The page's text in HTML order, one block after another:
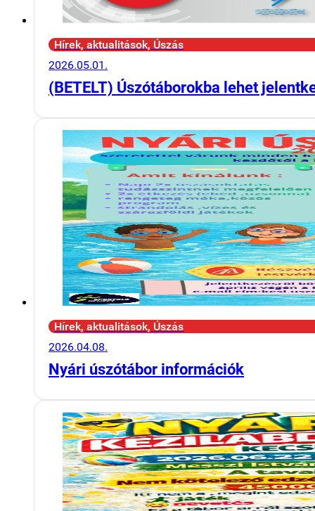
Hírek, aktualitások, Úszás
2026.05.01.
(BETELT) Úszótáborokba lehet
Hírek, aktualitások, Úszás
2026.04.08.
Nyári úszótábor információk